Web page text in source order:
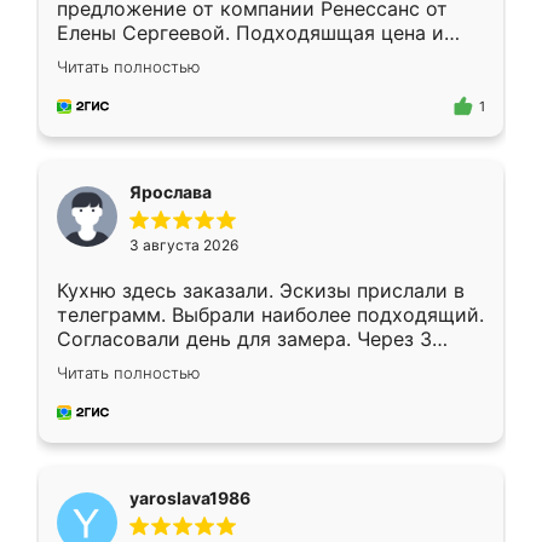
предложение от компании Ренессанс от
Елены Сергеевой. Подходяшщая цена и
короткие сроки изготовления. Приехавший
для замера сотрудник Владислав
предложил по моему эскизу самый
Читать полностью
1
Ярослава
3 августа 2026
Кухню здесь заказали. Эскизы прислали в
телеграмм. Выбрали наиболее подходящий.
Согласовали день для замера. Через 3
недели кухня была уже готова. Остались
довольны работой. Спасибо Ренессанс
мебель за качественную работу!
Читать полностью
yaroslava1986